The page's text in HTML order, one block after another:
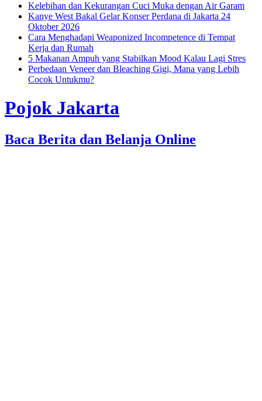
Kelebihan dan Kekurangan Cuci Muka dengan Air Garam
Kanye West Bakal Gelar Konser Perdana di Jakarta 24
Oktober 2026
Cara Menghadapi Weaponized Incompetence di Tempat
Kerja dan Rumah
5 Makanan Ampuh yang Stabilkan Mood Kalau Lagi Stres
Perbedaan Veneer dan Bleaching Gigi, Mana yang Lebih
Cocok Untukmu?
Pojok Jakarta
Baca Berita dan Belanja Online